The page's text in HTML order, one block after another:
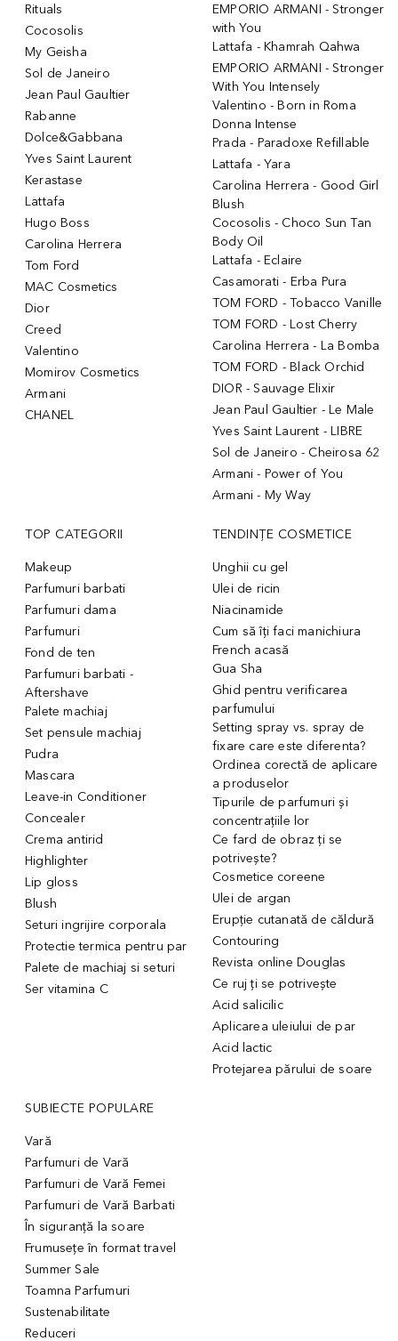
Rituals
Cocosolis
My Geisha
Sol de Janeiro
Jean Paul Gaultier
Rabanne
Dolce&Gabbana
Yves Saint Laurent
Kerastase
Lattafa
Hugo Boss
Carolina Herrera
Tom Ford
MAC Cosmetics
Dior
Creed
Valentino
Momirov Cosmetics
Armani
CHANEL
EMPORIO ARMANI - Stronger
with You
Lattafa - Khamrah Qahwa
EMPORIO ARMANI - Stronger
With You Intensely
Valentino - Born in Roma
Donna Intense
Prada - Paradoxe Refillable
Lattafa - Yara
Carolina Herrera - Good Girl
Blush
Cocosolis - Choco Sun Tan
Body Oil
Lattafa - Eclaire
Casamorati - Erba Pura
TOM FORD - Tobacco Vanille
TOM FORD - Lost Cherry
Carolina Herrera - La Bomba
TOM FORD - Black Orchid
DIOR - Sauvage Elixir
Jean Paul Gaultier - Le Male
Yves Saint Laurent - LIBRE
Sol de Janeiro - Cheirosa 62
Armani - Power of You
Armani - My Way
TOP CATEGORII
Makeup
Parfumuri barbati
Parfumuri dama
Parfumuri
Fond de ten
Parfumuri barbati -
Aftershave
Palete machiaj
Set pensule machiaj
Pudra
Mascara
Leave-in Conditioner
Concealer
Crema antirid
Highlighter
Lip gloss
Blush
Seturi ingrijire corporala
Protectie termica pentru par
Palete de machiaj si seturi
Ser vitamina C
TENDINȚE COSMETICE
Unghii cu gel
Ulei de ricin
Niacinamide
Cum să îți faci manichiura
French acasă
Gua Sha
Ghid pentru verificarea
parfumului
Setting spray vs. spray de
fixare care este diferenta?
Ordinea corectă de aplicare
a produselor
Tipurile de parfumuri și
concentrațiile lor
Ce fard de obraz ți se
potrivește?
Cosmetice coreene
Ulei de argan
Erupție cutanată de căldură
Contouring
Revista online Douglas
Ce ruj ți se potrivește
Acid salicilic
Aplicarea uleiului de par
Acid lactic
Protejarea părului de soare
SUBIECTE POPULARE
Vară
Parfumuri de Vară
Parfumuri de Vară Femei
Parfumuri de Vară Barbati
În siguranță la soare
Frumusețe în format travel
Summer Sale
Toamna Parfumuri
Sustenabilitate
Reduceri